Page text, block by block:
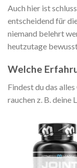
Auch hier ist
entscheidend für
niemand belehrt
heutzutage
Welche
Findest du das
rauchen z. B. deine